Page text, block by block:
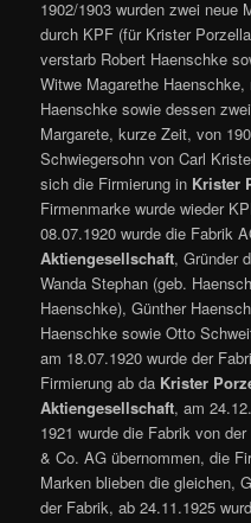
1902/1903 wurden zwei neue
durch KPF (für Krister
verstarb Robert Haenschke
Witwe Magarethe
Haenschke sowie dessen
Margarete, kurze Zeit, von
Schwiegersohn von Carl
sich die Firmierung in Krister
Firmenmarke wurde wieder
08.07.1920 wurde die Fabrik
Aktiengesellschaft, Gründer
Wanda Stephan (geb.
Haenschke), Günther
Haenschke sowie Otto
am 18.07.1920 wurde der
Firmierung ab da Krister
Aktiengesellschaft, am
1921 wurde die Fabrik von
& Co. AG übernommen, die
Marken blieben die gleichen,
der Fabrik, ab 24.11.1925